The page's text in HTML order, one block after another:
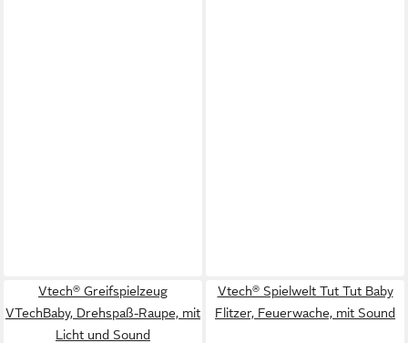
Vtech® Greifspielzeug
VTechBaby, Drehspaß-Raupe, mit
Licht und Sound
Vtech® Spielwelt Tut Tut Baby
Flitzer, Feuerwache, mit Sound